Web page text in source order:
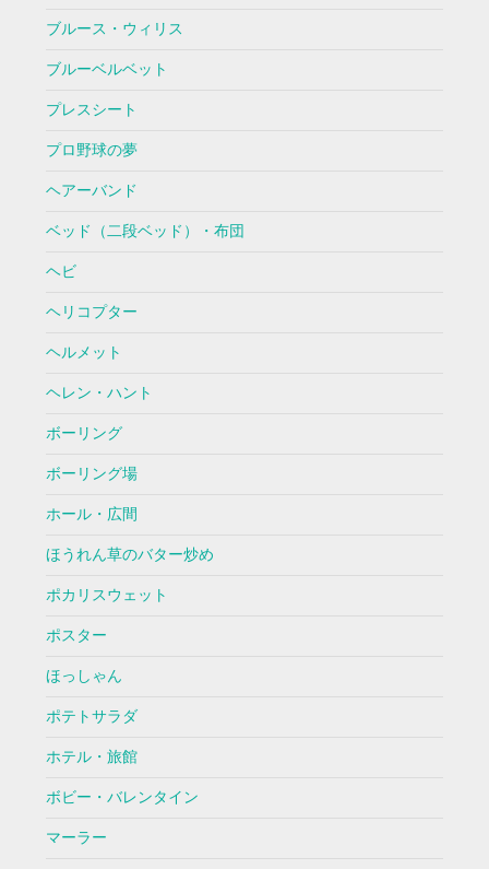
ブルース・ウィリス
ブルーベルベット
プレスシート
プロ野球の夢
ヘアーバンド
ベッド（二段ベッド）・布団
ヘビ
ヘリコプター
ヘルメット
ヘレン・ハント
ボーリング
ボーリング場
ホール・広間
ほうれん草のバター炒め
ポカリスウェット
ポスター
ほっしゃん
ポテトサラダ
ホテル・旅館
ボビー・バレンタイン
マーラー